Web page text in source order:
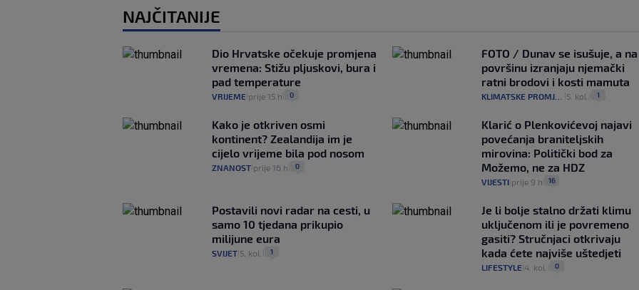
NAJČITANIJE
Dio Hrvatske očekuje promjena
vremena: Stižu pljuskovi, bura i
pad temperature
VRIJEME prije 15 h 0
FOTO / Dunav se isušuje, a na
površinu izranjaju njemački
ratni brodovi i kosti mamuta
KLIMATSKE PROMJENE 5. kol. 1
Kako je otkriven osmi
kontinent? Zealandija im je
cijelo vrijeme bila pod nosom
ZNANOST prije 16 h 0
Klarić o Plenkovićevoj najavi
povećanja braniteljskih
mirovina: Politički bod za
Možemo, ne za HDZ
VIJESTI| prije 9 h 16
Postavili novi radar na cesti, u
samo 10 tjedana prikupio
milijune eura
SVIJET 5. kol. 1
Je li bolje stalno držati klimu
uključenom ili je povremeno
gasiti? Stručnjaci otkrivaju
kada ćete najviše uštedjeti
LIFESTYLE| 4. kol. 0